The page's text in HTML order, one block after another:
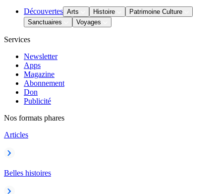
Découvertes Arts Histoire
Patrimoine Culture
Sanctuaires
Voyages
Services
Newsletter
Apps
Magazine
Abonnement
Don
Publicité
Nos formats phares
Articles
Belles histoires